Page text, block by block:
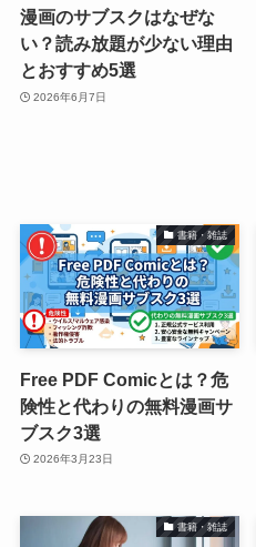
漫画のサブスクはなぜな
い？読み放題が少ない理由
とおすすめ5選
2026年6月7日
書籍・雑誌
Free PDF Comicとは？危
険性と代わりの無料漫画サ
ブスク3選
2026年3月23日
書籍・雑誌